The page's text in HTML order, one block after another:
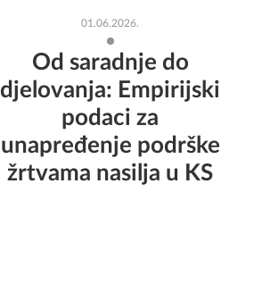
01.06.2026.
Od saradnje do
djelovanja: Empirijski
podaci za
unapređenje podrške
žrtvama nasilja u KS